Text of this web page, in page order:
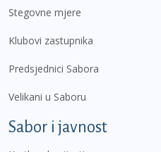
Stegovne mjere
Klubovi zastupnika
Predsjednici Sabora
Velikani u Saboru
Sabor i javnost